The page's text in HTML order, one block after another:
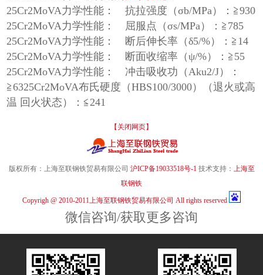
25Cr2MoVA力学性能： 抗拉强度（σb/MPa）：≧930
25Cr2MoVA力学性能： 屈服点（σs/MPa）：≧785
25Cr2MoVA力学性能： 断后伸长率（δ5/%）：≧14
25Cr2MoVA力学性能： 断面收缩率（ψ/%）：≧55
25Cr2MoVA力学性能： 冲击吸收功（Aku2/J）：
≧6325Cr2MoVA布氏硬度（HBS100/3000）（退火或高
温 回火状态）：≦241
【关闭网页】
版权所有：上海至联钢铁贸易有限公司 沪ICP备19033518号-1技术支持： 上海至
联钢铁
Copyrigh @ 2010-2011上海至联钢铁贸易有限公司 All rights reserved
微信咨询/获取更多咨询